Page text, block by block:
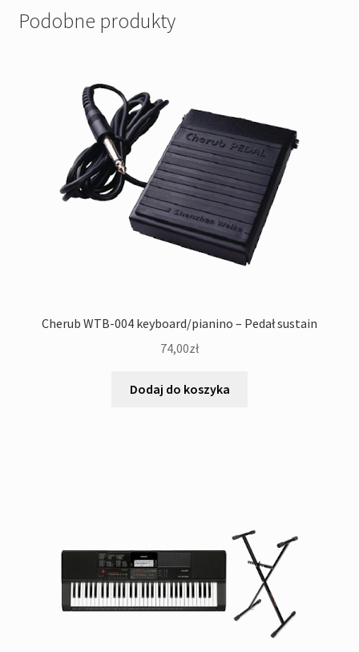
Podobne produkty
Cherub WTB-004 keyboard/pianino – Pedał sustain
74,00zł
Dodaj do koszyka